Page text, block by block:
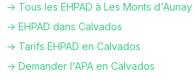
→ Tous les EHPAD à Les Monts d'Aunay
→ EHPAD dans Calvados
→ Tarifs EHPAD en Calvados
→ Demander l'APA en Calvados